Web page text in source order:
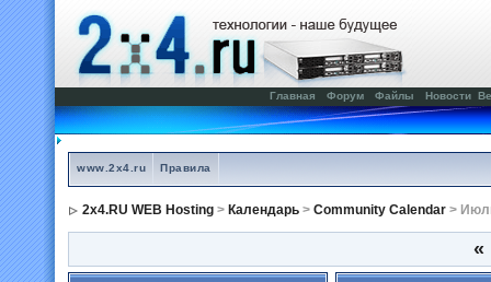
Главная Форум Файлы Новости
www.2x4.ru Правила
2x4.RU WEB Hosting > Календарь > Community Calendar >
«